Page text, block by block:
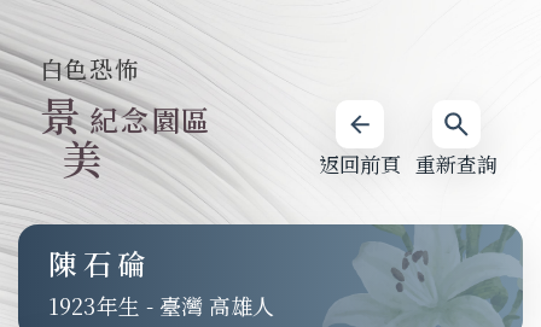
重新查詢
返回前頁
白色恐怖
景
美
紀念園區
陳石碖
1923 - 臺灣 高雄人